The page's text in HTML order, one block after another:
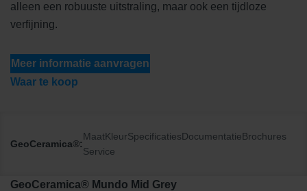
alleen een robuuste uitstraling, maar ook een tijdloze
verfijning.
Meer informatie aanvragen
Waar te koop
GeoCeramica®:
MaatKleurSpecificatiesDocumentatieBrochures
Service
GeoCeramica® Mundo Mid Grey